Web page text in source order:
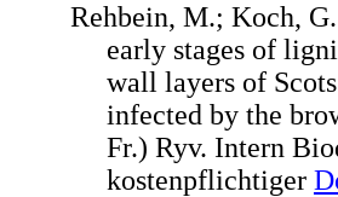
Rehbein, M.; Koch,
early stages of
wall layers of
infected by the
Fr.) Ryv. Intern
kostenpflichtiger